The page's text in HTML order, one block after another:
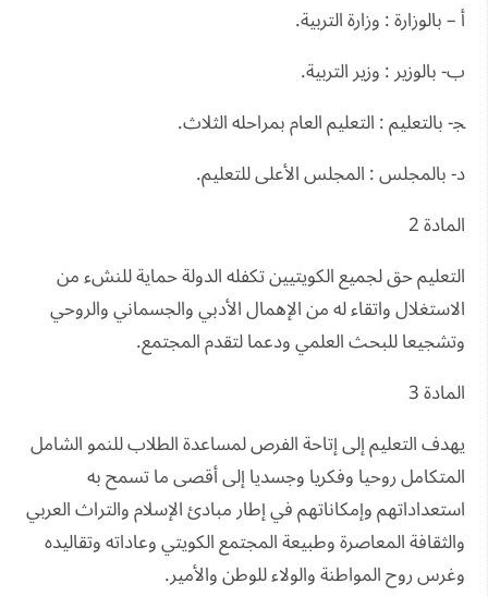
أ – بالوزارة : وزارة التربية.
ب- بالوزير : وزير التربية.
ﺠ- بالتعليم : التعليم العام بمراحله الثلاث.
د- بالمجلس : المجلس الأعلى للتعليم.
المادة 2
التعليم حق لجميع الكويتيين تكفله الدولة حماية للنشء من
الاستغلال واتقاء له من الإهمال الأدبي والجسماني والروحي
وتشجيعا للبحث العلمي ودعما لتقدم المجتمع.
المادة 3
يهدف التعليم إلى إتاحة الفرص لمساعدة الطلاب للنمو الشامل
المتكامل روحيا وفكريا وجسديا إلى أقصى ما تسمح به
استعداداتهم وإمكاناتهم في إطار مبادئ الإسلام والتراث العربي
والثقافة المعاصرة وطبيعة المجتمع الكويتي وعاداته وتقاليده
وغرس روح المواطنة والولاء للوطن والأمير.